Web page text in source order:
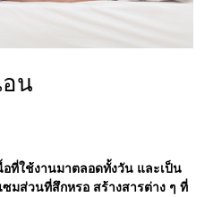
น
ที่ใช้งานมาตลอดทั้งวัน และเป็น
มส่วนที่สึกหรอ สร้างสารต่าง ๆ ที่